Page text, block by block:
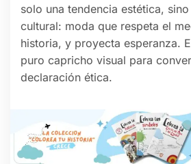
solo una tendencia estética,
cultural: moda que respeta el
historia, y proyecta esperanza.
puro capricho visual para
declaración ética.